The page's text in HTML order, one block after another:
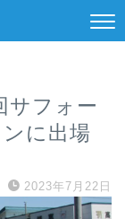
サフォー
に出場
2023年7月22日